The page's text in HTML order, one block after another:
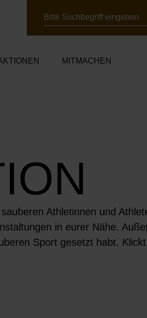
Suche
MITMACHEN
Athletinnen und
in eurer Nähe.
Sport gesetzt habt.